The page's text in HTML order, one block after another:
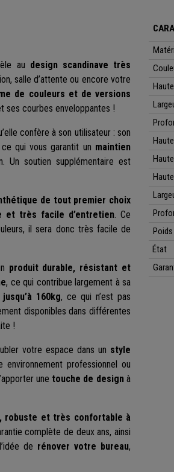
au design scandinave très
salle d’attente ou encore votre
de couleurs et de versions
ses courbes enveloppantes !
confère à son utilisateur : son
qui vous garantit un maintien
Un soutien supplémentaire est
de tout premier choix
et très facile d’entretien. Ce
il sera donc très facile de
produit durable, résistant et
, ce qui contribue largement à sa
160kg, ce qui n’est pas
disponibles dans différentes
!
votre espace dans un style
professionnel ou
une touche de designà
robuste et très confortable à
complète de deux ans, ainsi
de rénover votre bureau,
État